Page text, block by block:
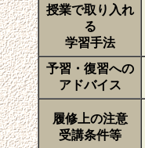
授業で取り入れ
る
学習手法
予習・復習への
アドバイス
履修上の注意
受講条件等